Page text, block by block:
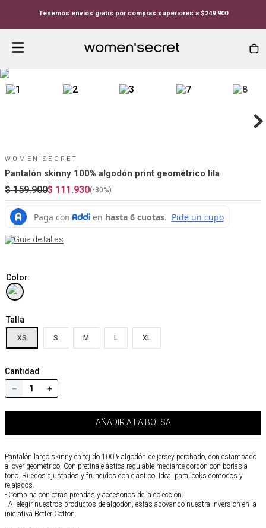
Tenemos envíos gratis por compras superiores a $249.900
WOMEN'SECRET
Pantalón skinny 100% algodón print geométrico lila
$ 159.900$ 111.930(-30%)
Guia de tallas
Color:
Talla
XS S M L XL
Cantidad
＋
－
AÑADIR A LA BOLSA
Pantalón largo skinny en tejido 100% algodón de jersey perchado, con estampado
allover geométrico. Con pretina elástica regulable mediante cordón con borlas a
tono. Ruedos ajustados y fruncidos con elástico. Ideal para looks cómodos y
relajados.
- Combina con otras prendas y accesorios de la colección.
- Al elegir nuestros productos de algodón, estás apoyando nuestra inversión en la
iniciativa Better Cotton.